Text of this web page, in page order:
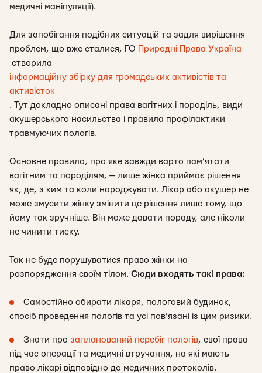
медичні маніпуляції).
Для запобігання подібних ситуацій та задля вирішення
проблем, що вже сталися, ГО Природні Права Україна
створила
інформаційну збірку для громадських активістів та
активісток
. Тут докладно описані права вагітних і породіль, види
акушерського насильства і правила профілактики
травмуючих пологів.
Основне правило, про яке завжди варто пам’ятати
вагітним та породілям, — лише жінка приймає рішення
як, де, з ким та коли народжувати. Лікар або акушер не
може змусити жінку змінити це рішення лише тому, що
йому так зручніше. Він може давати пораду, але ніколи
не чинити тиску.
Так не буде порушуватися право жінки на
розпорядження своїм тілом. Сюди входять такі права:
Самостійно обирати лікаря, пологовий будинок,
спосіб проведення пологів та усі пов’язані із цим ризики.
Знати про запланований перебіг пологів, свої права
під час операції та медичні втручання, на які мають
право лікарі відповідно до медичних протоколів.